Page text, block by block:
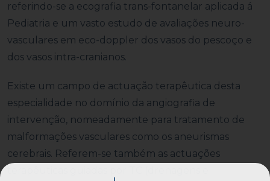
referindo-se a ecografia trans-fontanelar aplicada á
Pediatria e um vasto estudo de avaliações neuro-
vasculares em eco-doppler dos vasos do pescoço e
dos vasos intra-cranianos.
Existe um campo de actuação terapêutica desta
especialidade no domínio da angiografia de
intervenção, nomeadamente para tratamento de
malformações vasculares como os aneurismas
cerebrais. Referem-se também as actuações